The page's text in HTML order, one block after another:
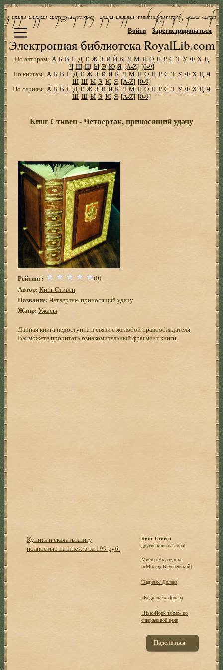
Электронная библиотека RoyalLib.com
Войти Зарегистрироваться
По авторам: А Б В Г Д Е Ж З И Й К Л М Н О П Р С Т У Ф Х Ц
Ч Ш Щ Ы Э Ю Я [A-Z] [0-9]
По книгам: А Б В Г Д Е Ж З И Й К Л М Н О П Р С Т У Ф Х Ц Ч
Ш Щ Ы Э Ю Я [A-Z] [0-9]
По сериям: А Б В Г Д Е Ж З И Й К Л М Н О П Р С Т У Ф Х Ц Ч
Ш Щ Ы Э Ю Я [A-Z] [0-9]
Кинг Стивен - Четвертак, приносящий удачу
Рейтинг: (0)
Автор: Кинг Стивен
Название: Четвертак, приносящий удачу
Жанр: Ужасы
Данная книга недоступна в связи с жалобой правообладателя.
Вы можетепрочитать ознакомительный фрагмент книги.
Купить и скачать книгу
полностью на litres.ru за 199 руб.
Кинг Стивен
другие книги автора:
Мистер Вкусняшка
[=Мистер Вкусненький]
'Кадилак' Долана
«Кадиллак» Долана
«Нью-Йорк таймс» по
специальной цене
Поделиться